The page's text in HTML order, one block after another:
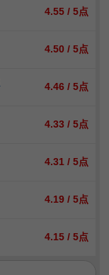
4.55 / 5点
4.50 / 5点
4.46 / 5点
4.33 / 5点
4.31 / 5点
4.19 / 5点
4.15 / 5点